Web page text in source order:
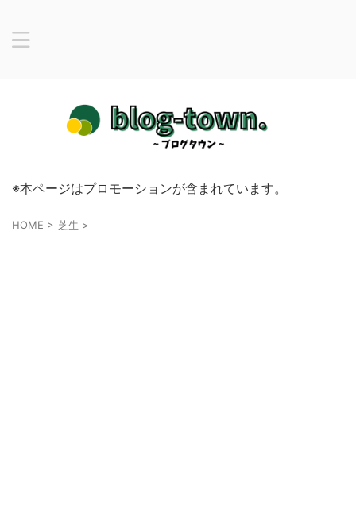
※本ページはプロモーションが含まれています。
HOME > 芝生 >